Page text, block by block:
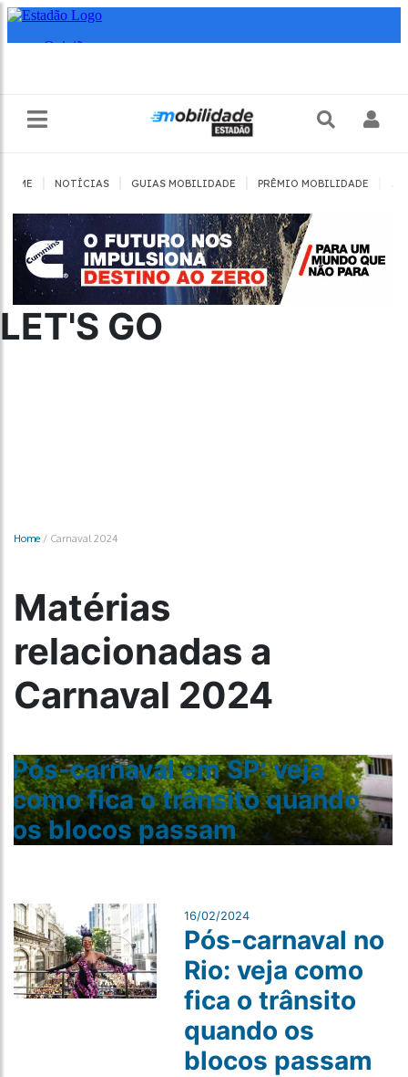
HOME NOTÍCIAS GUIAS MOBILIDADE PRÊMIO MOBILIDADE
LET'S GO
Home / Carnaval 2024
Matérias
relacionadas a
Carnaval 2024
Pós-carnaval em SP: veja
como fica o trânsito quando
os blocos passam
16/02/2024
Pós-carnaval no
Rio: veja como
fica o trânsito
quando os
blocos passam